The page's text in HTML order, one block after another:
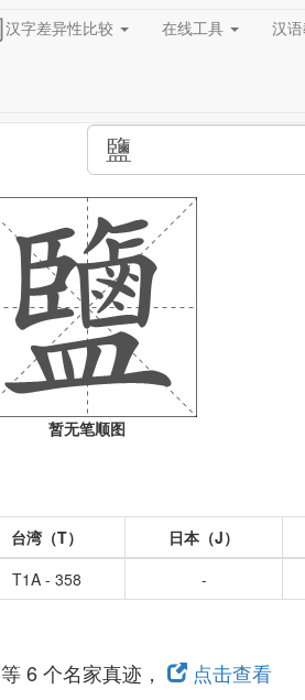
汉字差异性比较 在线工具 汉
暂无笔顺图
台湾（T）
日本（J）
T1A - 358 -
等 6 个名家真迹， 点击查看